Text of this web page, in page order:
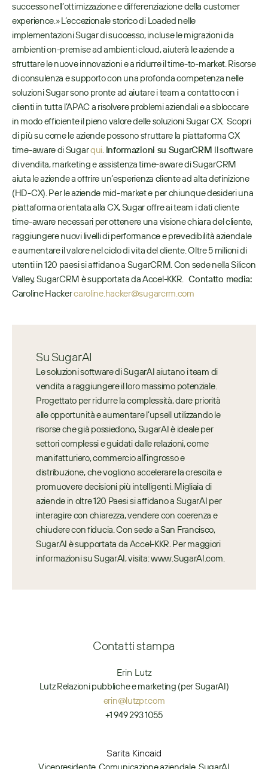
successo nell’ottimizzazione e differenziazione della customer
experience.» L’eccezionale storico di Loaded nelle
implementazioni Sugar di successo, incluse le migrazioni da
ambienti on-premise ad ambienti cloud, aiuterà le aziende a
sfruttare le nuove innovazioni e a ridurre il time-to-market. Risorse
di consulenza e supporto con una profonda competenza nelle
soluzioni Sugar sono pronte ad aiutare i team a contatto con i
clienti in tutta l’APAC a risolvere problemi aziendali e a sbloccare
in modo efficiente il pieno valore delle soluzioni Sugar CX.  Scopri
di più su come le aziende possono sfruttare la piattaforma CX
time-aware di Sugar qui. Informazioni su SugarCRM Il software
di vendita, marketing e assistenza time-aware di SugarCRM
aiuta le aziende a offrire un’esperienza cliente ad alta definizione
(HD-CX). Per le aziende mid-market e per chiunque desideri una
piattaforma orientata alla CX, Sugar offre ai team i dati cliente
time-aware necessari per ottenere una visione chiara del cliente,
raggiungere nuovi livelli di performance e prevedibilità aziendale
e aumentare il valore nel ciclo di vita del cliente. Oltre 5 milioni di
utenti in 120 paesi si affidano a SugarCRM. Con sede nella Silicon
Valley, SugarCRM è supportata da Accel-KKR.
Contatto media:
Caroline Hacker caroline.hacker@sugarcrm.com
Su SugarAI
Le soluzioni software di SugarAI aiutano i team di
vendita a raggiungere il loro massimo potenziale.
Progettato per ridurre la complessità, dare priorità
alle opportunità e aumentare l’upsell utilizzando le
risorse che già possiedono, SugarAI è ideale per
settori complessi e guidati dalle relazioni, come
manifatturiero, commercio all’ingrosso e
distribuzione, che vogliono accelerare la crescita e
promuovere decisioni più intelligenti. Migliaia di
aziende in oltre 120 Paesi si affidano a SugarAI per
interagire con chiarezza, vendere con coerenza e
chiudere con fiducia. Con sede a San Francisco,
SugarAI è supportata da Accel-KKR. Per maggiori
informazioni su SugarAI, visita: www.SugarAI.com.
Contatti stampa
Erin Lutz
Lutz Relazioni pubbliche e marketing (per SugarAI)
erin@lutzpr.com
+1 949 293 1055
Sarita Kincaid